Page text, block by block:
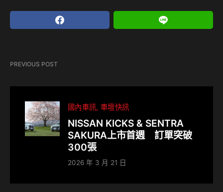
PREVIOUS POST
國內車訊 車壇快訊
NISSAN KICKS & SENTRA
SAKURA上市首週 訂單突破
300張
2026 年 3 月 21 日